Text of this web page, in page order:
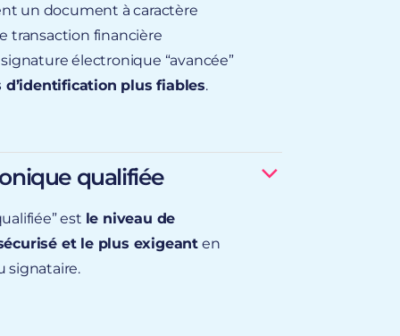
un code SMS ou un code
être utilisée sur les documents
un document à caractère
transaction financière
électronique “avancée”
d’identification plus fiables.
“avancée”est recommandée
ces documents :
qualifiée
est le niveau de
et le plus exigeant en
signataire.